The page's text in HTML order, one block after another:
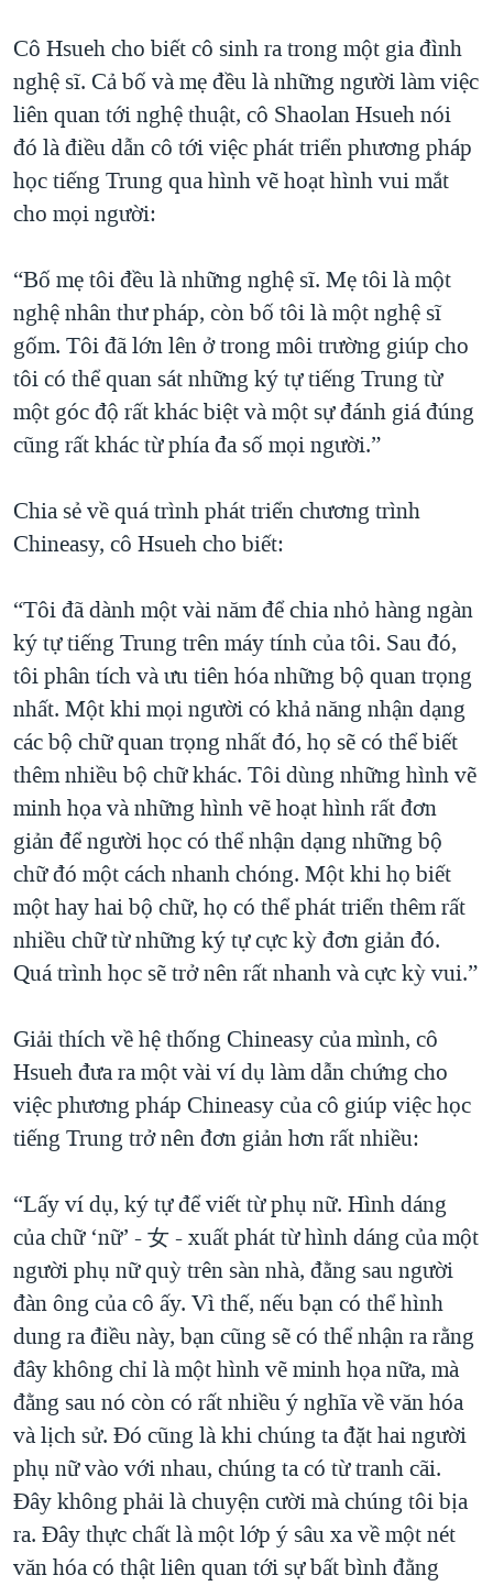
Cô Hsueh cho biết cô sinh ra trong một gia đình
nghệ sĩ. Cả bố và mẹ đều là những người làm việc
liên quan tới nghệ thuật, cô Shaolan Hsueh nói
đó là điều dẫn cô tới việc phát triển phương pháp
học tiếng Trung qua hình vẽ hoạt hình vui mắt
cho mọi người:
“Bố mẹ tôi đều là những nghệ sĩ. Mẹ tôi là một
nghệ nhân thư pháp, còn bố tôi là một nghệ sĩ
gốm. Tôi đã lớn lên ở trong môi trường giúp cho
tôi có thể quan sát những ký tự tiếng Trung từ
một góc độ rất khác biệt và một sự đánh giá đúng
cũng rất khác từ phía đa số mọi người.”
Chia sẻ về quá trình phát triển chương trình
Chineasy, cô Hsueh cho biết:
“Tôi đã dành một vài năm để chia nhỏ hàng ngàn
ký tự tiếng Trung trên máy tính của tôi. Sau đó,
tôi phân tích và ưu tiên hóa những bộ quan trọng
nhất. Một khi mọi người có khả năng nhận dạng
các bộ chữ quan trọng nhất đó, họ sẽ có thể biết
thêm nhiều bộ chữ khác. Tôi dùng những hình vẽ
minh họa và những hình vẽ hoạt hình rất đơn
giản để người học có thể nhận dạng những bộ
chữ đó một cách nhanh chóng. Một khi họ biết
một hay hai bộ chữ, họ có thể phát triển thêm rất
nhiều chữ từ những ký tự cực kỳ đơn giản đó.
Quá trình học sẽ trở nên rất nhanh và cực kỳ vui.”
Giải thích về hệ thống Chineasy của mình, cô
Hsueh đưa ra một vài ví dụ làm dẫn chứng cho
việc phương pháp Chineasy của cô giúp việc học
tiếng Trung trở nên đơn giản hơn rất nhiều:
“Lấy ví dụ, ký tự để viết từ phụ nữ. Hình dáng
của chữ ‘nữ’ - 女 - xuất phát từ hình dáng của một
người phụ nữ quỳ trên sàn nhà, đằng sau người
đàn ông của cô ấy. Vì thế, nếu bạn có thể hình
dung ra điều này, bạn cũng sẽ có thể nhận ra rằng
đây không chỉ là một hình vẽ minh họa nữa, mà
đằng sau nó còn có rất nhiều ý nghĩa về văn hóa
và lịch sử. Đó cũng là khi chúng ta đặt hai người
phụ nữ vào với nhau, chúng ta có từ tranh cãi.
Đây không phải là chuyện cười mà chúng tôi bịa
ra. Đây thực chất là một lớp ý sâu xa về một nét
văn hóa có thật liên quan tới sự bất bình đằng